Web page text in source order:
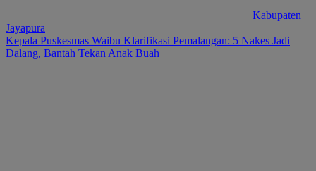
Kabupaten
Jayapura
Kepala Puskesmas Waibu Klarifikasi Pemalangan: 5 Nakes Jadi
Dalang, Bantah Tekan Anak Buah